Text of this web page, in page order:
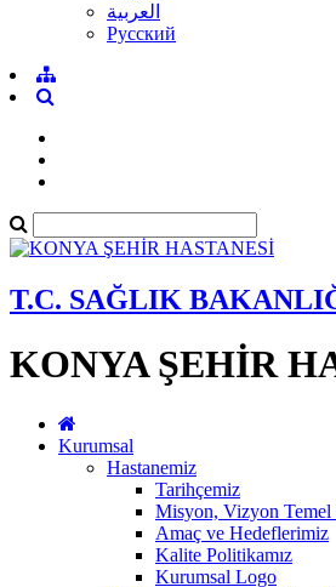
العربية
Pусский
T.C. SAĞLIK
KONYA ŞEHİR
Kurumsal
Hastanemiz
Tarihçemiz
Misyon, Vizyon
Amaç ve Hedeflerimiz
Kalite Politikamız
Kurumsal Logo